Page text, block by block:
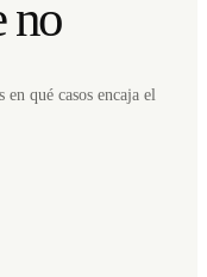
no
qué casos encaja el